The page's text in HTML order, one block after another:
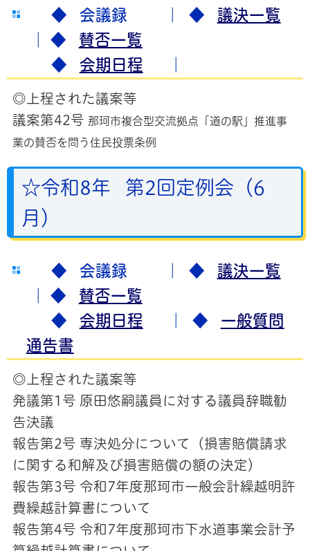
◆ 会議録 ｜ ◆ 議決一覧
◆ 賛否一覧
◆ 会期日程
◎上程された議案等
議案第42号 那珂市複合型交流拠点「道の駅」推進事
業の賛否を問う住民投票条例
☆令和8年 第2回定例会（6
月）
◆ 会議録 ｜ ◆ 議決一覧
◆ 賛否一覧
◆ 会期日程 ｜ ◆ 一般質問
通告書
◎上程された議案等
発議第1号 原田悠嗣議員に対する議員辞職勧
告決議
報告第2号 専決処分について（損害賠償請求
に関する和解及び損害賠償の額の決定）
報告第3号 令和7年度那珂市一般会計繰越明許
費繰越計算書について
報告第4号 令和7年度那珂市下水道事業会計予